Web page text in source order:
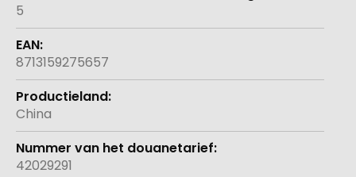
5
8713159275657
China
42029291